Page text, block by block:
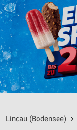
Lindau (Bodensee)